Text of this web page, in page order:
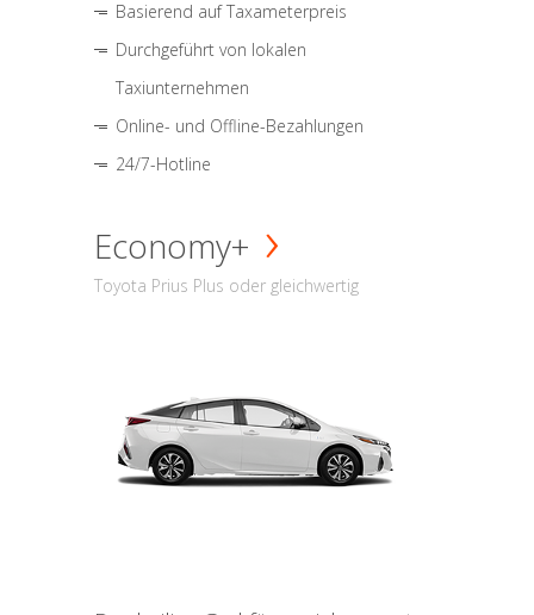
Basierend auf Taxameterpreis
Durchgeführt von lokalen
Taxiunternehmen
Online- und Offline-Bezahlungen
24/7-Hotline
Economy+
Toyota Prius Plus oder gleichwertig